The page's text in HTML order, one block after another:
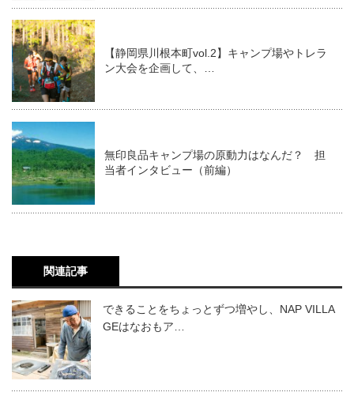
【静岡県川根本町vol.2】キャンプ場やトレラ
ン大会を企画して、…
無印良品キャンプ場の原動力はなんだ？ 担
当者インタビュー（前編）
関連記事
できることをちょっとずつ増やし、NAP VILLA
GEはなおもア…